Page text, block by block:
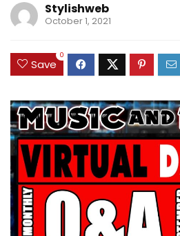
Stylishweb
October 1, 2021
Save
0